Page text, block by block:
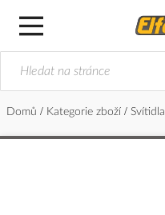
Domů Kategorie zboží Svítidla